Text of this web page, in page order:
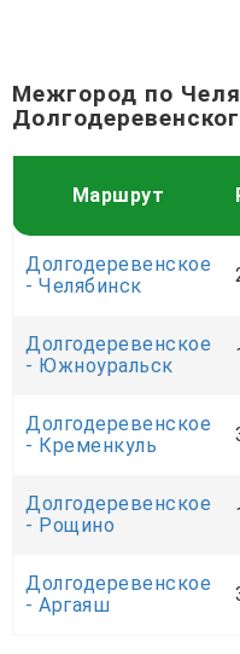
Межгород по
Маршрут
Долгодеревенское
- Челябинск
Долгодеревенское
- Южноуральск
Долгодеревенское
- Кременкуль
Долгодеревенское
- Рощино
Долгодеревенское
- Аргаяш